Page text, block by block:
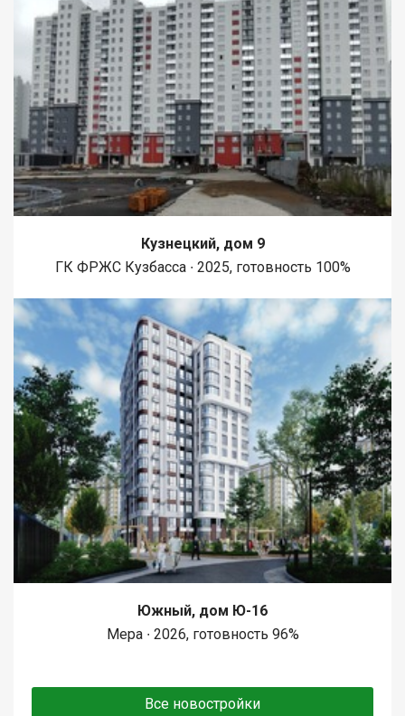
Кузнецкий, дом 9
ГК ФРЖС Кузбасса ∙ 2025, готовность 100%
Южный, дом Ю-16
Мера ∙ 2026, готовность 96%
Все новостройки